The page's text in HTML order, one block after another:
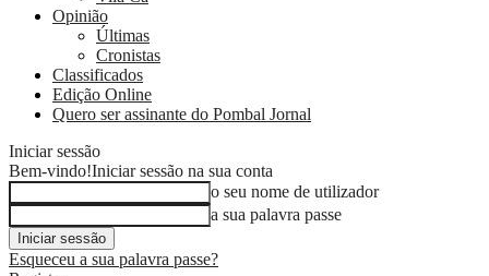
Opinião
Últimas
Cronistas
Classificados
Edição Online
Quero ser assinante do Pombal Jornal
Iniciar sessão
Bem-vindo!Iniciar sessão na sua conta
o seu nome de utilizador
a sua palavra passe
Esqueceu a sua palavra passe?